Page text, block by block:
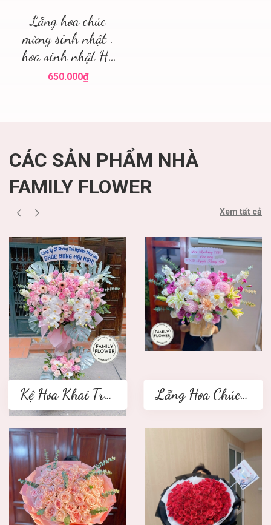
Lẵng hoa chúc
mừng sinh nhật .
hoa sinh nhật Hà
Nội
650.000₫
CÁC SẢN PHẨM NHÀ
FAMILY FLOWER
Xem tất cả
Kệ Hoa Khai Trương 2 tầng Lẵng Hoa Chúc Mừng